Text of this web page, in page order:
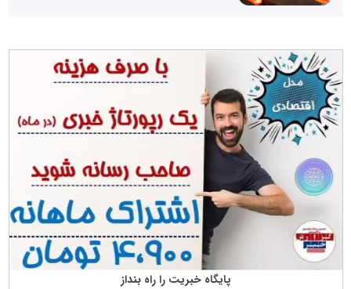
پایگاه خبریت را راه بنداز